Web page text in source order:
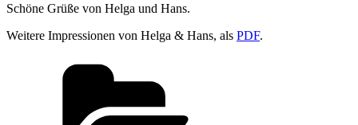
Schöne Grüße von Helga und Hans.
Weitere Impressionen von Helga & Hans, als PDF.